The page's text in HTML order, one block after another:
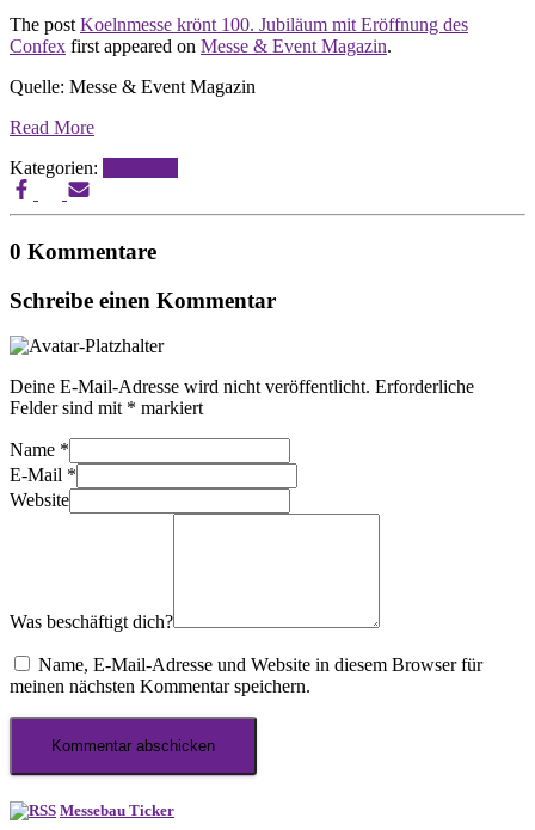
The post Koelnmesse krönt 100. Jubiläum mit Eröffnung des
Confex first appeared on Messe & Event Magazin.
Quelle: Messe & Event Magazin
Read More
Kategorien:
0 Kommentare
Schreibe einen Kommentar
Deine E-Mail-Adresse wird nicht veröffentlicht. Erforderliche
Felder sind mit * markiert
Name *
E-Mail *
Website
Was beschäftigt dich?
Name, E-Mail-Adresse und Website in diesem Browser für
meinen nächsten Kommentar speichern.
Messebau Ticker